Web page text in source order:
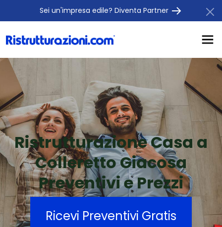
Sei un'impresa edile? Diventa Partner
Ristrutturazione Casa a
Colleretto Giacosa
Preventivi e Prezzi
Ricevi Preventivi Gratis